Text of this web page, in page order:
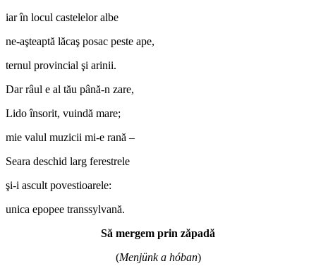
iar în locul castelelor albe
ne-aşteaptă lăcaş posac peste ape,
ternul provincial şi arinii.
Dar râul e al tău până-n zare,
Lido însorit, vuindă mare;
mie valul muzicii mi-e rană –
Seara deschid larg ferestrele
şi-i ascult povestioarele:
unica epopee transsylvană.
Să mergem prin zăpadă
(Menjünk a hóban)